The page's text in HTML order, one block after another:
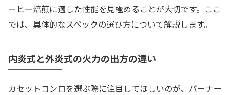
ーヒー焙煎に適した性能を見極めることが大切です。ここ
では、具体的なスペックの選び方について解説します。
内炎式と外炎式の火力の出方の違い
カセットコンロを選ぶ際に注目してほしいのが、バーナー